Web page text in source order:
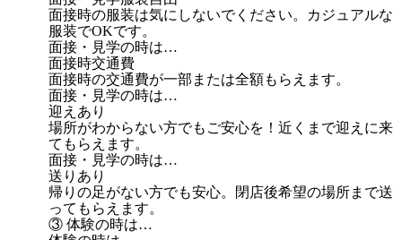
面接時の服装は気にしないでください。カジュアルな
服装でOKです。
面接・見学の時は…
面接時交通費
面接時の交通費が一部または全額もらえます。
面接・見学の時は…
迎えあり
場所がわからない方でもご安心を！近くまで迎えに来
てもらえます。
面接・見学の時は…
送りあり
帰りの足がない方でも安心。閉店後希望の場所まで送
ってもらえます。
③ 体験の時は…